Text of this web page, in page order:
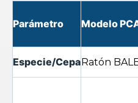
Parámetro Modelo
Especie/CepaRatón